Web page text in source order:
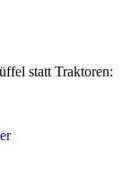
statt Traktoren: